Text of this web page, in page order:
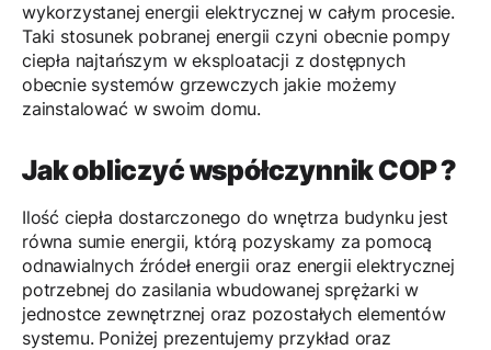
wykorzystanej energii elektrycznej w całym procesie.
Taki stosunek pobranej energii czyni obecnie pompy
ciepła najtańszym w eksploatacji z dostępnych
obecnie systemów grzewczych jakie możemy
zainstalować w swoim domu.
Jak obliczyć współczynnik COP ?
Ilość ciepła dostarczonego do wnętrza budynku jest
równa sumie energii, którą pozyskamy za pomocą
odnawialnych źródeł energii oraz energii elektrycznej
potrzebnej do zasilania wbudowanej sprężarki w
jednostce zewnętrznej oraz pozostałych elementów
systemu. Poniżej prezentujemy przykład oraz